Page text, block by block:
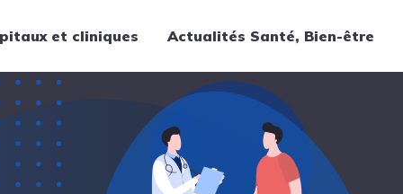
et cliniques Actualités Santé, Bien-être
Thématiques
Cancer
Nutrition
Chirurgie